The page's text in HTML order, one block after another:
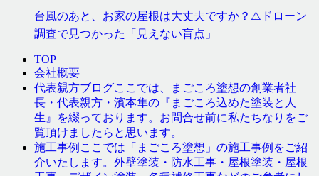
台風のあと、お家の屋根は大丈夫ですか？⚠️ドローン
調査で見つかった「見えない盲点」
TOP
会社概要
代表親方ブログここでは、まごころ塗想の創業者社
長・代表親方・濱本隼の『まごころ込めた塗装と人
生』を綴っております。お問合せ前に私たちなりをご
覧頂けましたらと思います。
施工事例 ここでは「まごころ塗想」の施工事例をご紹
介いたします。外壁塗装・防水工事・屋根塗装・屋根